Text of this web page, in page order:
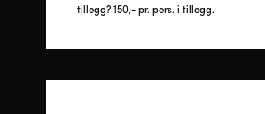
tillegg? 150,- pr. pers. i tillegg.